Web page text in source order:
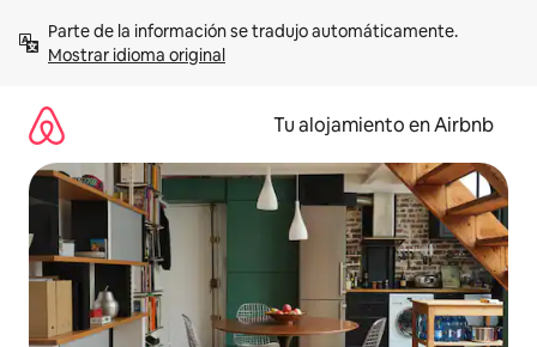
contenidoMostrar idioma original
Tu alojamiento en Airbnb